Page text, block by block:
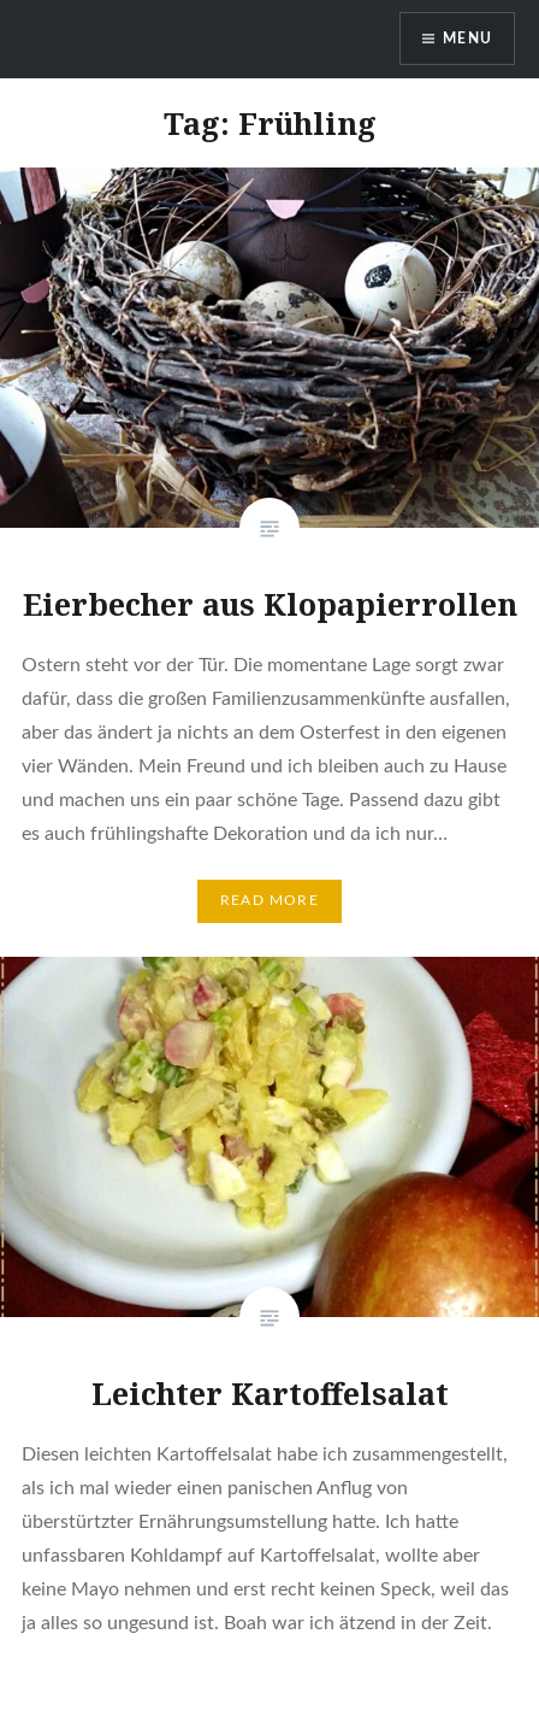
DragonDanielas Hobbyblog
MENU
Tag: Frühling
Eierbecher aus Klopapierrollen
Ostern steht vor der Tür. Die momentane Lage sorgt zwar
dafür, dass die großen Familienzusammenkünfte ausfallen,
aber das ändert ja nichts an dem Osterfest in den eigenen
vier Wänden. Mein Freund und ich bleiben auch zu Hause
und machen uns ein paar schöne Tage. Passend dazu gibt
es auch frühlingshafte Dekoration und da ich nur…
READ MORE
Leichter Kartoffelsalat
Diesen leichten Kartoffelsalat habe ich zusammengestellt,
als ich mal wieder einen panischen Anflug von
überstürtzter Ernährungsumstellung hatte. Ich hatte
unfassbaren Kohldampf auf Kartoffelsalat, wollte aber
keine Mayo nehmen und erst recht keinen Speck, weil das
ja alles so ungesund ist. Boah war ich ätzend in der Zeit.